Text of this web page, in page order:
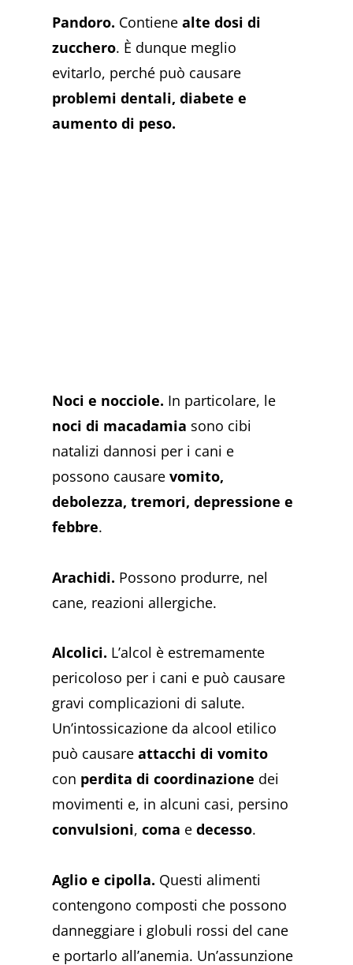
Pandoro. Contienealte dosi di
zucchero. È dunque meglio
evitarlo, perché può causare
problemi dentali, diabete e
aumento di peso.
Noci e nocciole. In particolare, le
noci di macadamia sono cibi
natalizi dannosi per i cani e
possono causarevomito,
debolezza, tremori, depressione e
febbre​​​​.
Arachidi. Possono produrre, nel
cane, reazioni allergiche.
Alcolici. L’alcol è estremamente
pericoloso per i cani e può causare
gravi complicazioni di salute​​​​.
Un’intossicazione da alcool etilico
può causareattacchi di vomito
con perdita di coordinazione dei
movimenti e, in alcuni casi, persino
convulsioni,coma edecesso.
Aglio e cipolla. Questi alimenti
contengono composti che possono
danneggiare i globuli rossi del cane
e portarlo all’anemia​​​​. Un’assunzione